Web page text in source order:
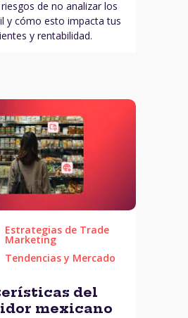
de no analizar los
y cómo esto impacta tus
y rentabilidad.
Estrategias de Trade
Marketing
Tendencias y Mercado
del
mexicano